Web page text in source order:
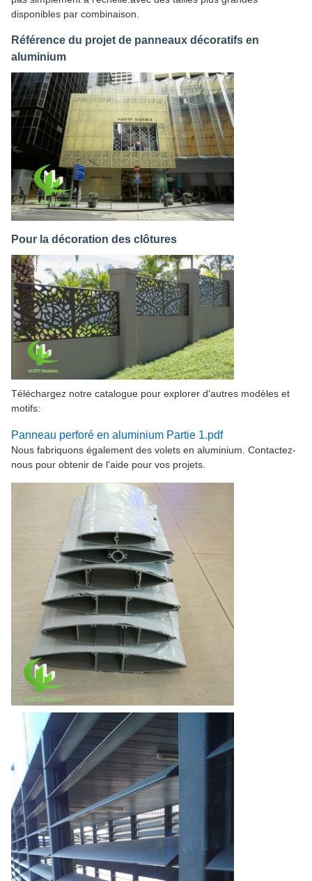
disponibles par combinaison.
Référence du projet de panneaux décoratifs en
aluminium
Pour la décoration des clôtures
Téléchargez notre catalogue pour explorer d'autres modèles et
motifs:
Panneau perforé en aluminium Partie 1.pdf
Nous fabriquons également des volets en aluminium. Contactez-
nous pour obtenir de l'aide pour vos projets.